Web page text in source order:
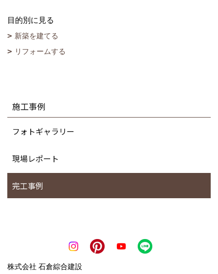
目的別に見る
新築を建てる
リフォームする
施工事例
フォトギャラリー
現場レポート
完工事例
株式会社 石倉綜合建設